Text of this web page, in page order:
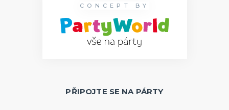
CONCEPT BY
PŘIPOJTE SE NA PÁRTY